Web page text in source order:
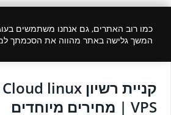
כמו רוב האתרים, גם אנחנו משתמשים
המשך גלישה באתר מהווה את הסכמתך
VPS | מחירים מיוחדים